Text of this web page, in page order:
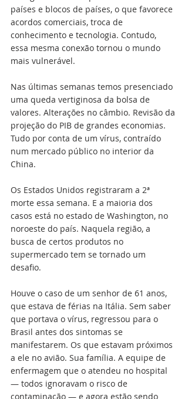
países e blocos de países, o que favorece
acordos comerciais, troca de
conhecimento e tecnologia. Contudo,
essa mesma conexão tornou o mundo
mais vulnerável.
Nas últimas semanas temos presenciado
uma queda vertiginosa da bolsa de
valores. Alterações no câmbio. Revisão da
projeção do PIB de grandes economias.
Tudo por conta de um vírus, contraído
num mercado público no interior da
China.
Os Estados Unidos registraram a 2ª
morte essa semana. E a maioria dos
casos está no estado de Washington, no
noroeste do país. Naquela região, a
busca de certos produtos no
supermercado tem se tornado um
desafio.
Houve o caso de um senhor de 61 anos,
que estava de férias na Itália. Sem saber
que portava o vírus, regressou para o
Brasil antes dos sintomas se
manifestarem. Os que estavam próximos
a ele no avião. Sua família. A equipe de
enfermagem que o atendeu no hospital
— todos ignoravam o risco de
contaminação — e agora estão sendo